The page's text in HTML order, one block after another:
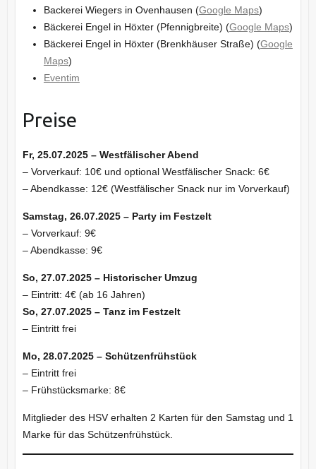
Backerei Wiegers in Ovenhausen (Google Maps)
Bäckerei Engel in Höxter (Pfennigbreite) (Google Maps)
Bäckerei Engel in Höxter (Brenkhäuser Straße) (Google
Maps)
Eventim
Preise
Fr, 25.07.2025 – Westfälischer Abend
– Vorverkauf: 10€ und optional Westfälischer Snack: 6€
– Abendkasse: 12€ (Westfälischer Snack nur im Vorverkauf)
Samstag, 26.07.2025 – Party im Festzelt
– Vorverkauf: 9€
– Abendkasse: 9€
So, 27.07.2025 – Historischer Umzug
– Eintritt: 4€ (ab 16 Jahren)
So, 27.07.2025 – Tanz im Festzelt
– Eintritt frei
Mo, 28.07.2025 – Schützenfrühstück
– Eintritt frei
– Frühstücksmarke: 8€
Mitglieder des HSV erhalten 2 Karten für den Samstag und 1
Marke für das Schützenfrühstück.